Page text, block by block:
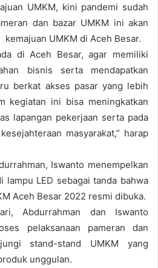
UMKM, kini pandemi sudah
dan bazar UMKM ini akan
UMKM di Aceh Besar.
di Aceh Besar, agar memiliki
bisnis serta mendapatkan
berkat akses pasar yang lebih
kegiatan ini bisa meningkatkan
lapangan pekerjaan serta pada
masyarakat,” harap
Iswanto menempelkan
lampu LED sebagai tanda bahwa
Aceh Besar 2022 resmi dibuka.
Abdurrahman dan Iswanto
pelaksanaan pameran dan
stand-stand UMKM yang
unggulan.